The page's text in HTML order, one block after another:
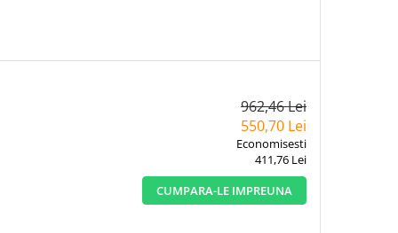
962,46 Lei
550,70 Lei
Economisesti
411,76 Lei
CUMPARA-LE IMPREUNA